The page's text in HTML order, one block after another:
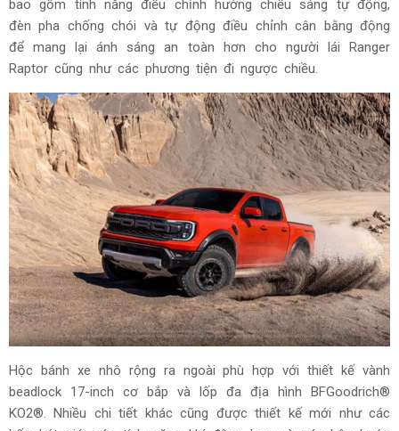
bao gồm tính năng điều chỉnh hướng chiếu sáng tự động,
đèn pha chống chói và tự động điều chỉnh cân bằng động
để mang lại ánh sáng an toàn hơn cho người lái Ranger
Raptor cũng như các phương tiện đi ngược chiều.
Hộc bánh xe nhô rộng ra ngoài phù hợp với thiết kế vành
beadlock 17-inch cơ bắp và lốp đa địa hình BFGoodrich®
KO2®. Nhiều chi tiết khác cũng được thiết kế mới như các